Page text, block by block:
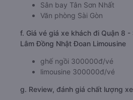
Sân bay Tân Sơn Nhất
Văn phòng Sài Gòn
f. Giá vé giá xe khách đi Quận 8
Lâm Đồng Nhật Đoan Limousine
ghế ngồi 300000đ/vé
limousine 300000đ/vé
g. Review, đánh giá chất lượng